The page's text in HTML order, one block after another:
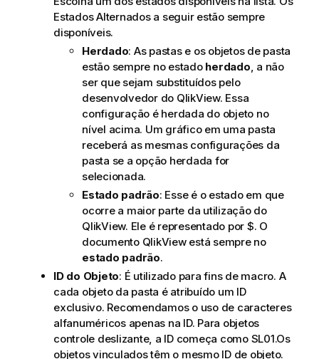
Estados Alternados a seguir estão sempre
disponíveis.
Herdado: As pastas e os objetos de pasta
estão sempre no estado herdado, a não
ser que sejam substituídos pelo
desenvolvedor do QlikView. Essa
configuração é herdada do objeto no
nível acima. Um gráfico em uma pasta
receberá as mesmas configurações da
pasta se a opção herdada for
selecionada.
Estado padrão: Esse é o estado em que
ocorre a maior parte da utilização do
QlikView. Ele é representado por $. O
documento QlikView está sempre no
estado padrão.
ID do Objeto: É utilizado para fins de macro. A
cada objeto da pasta é atribuído um ID
exclusivo. Recomendamos o uso de caracteres
alfanuméricos apenas na ID. Para objetos
controle deslizante, a ID começa como SL01.Os
objetos vinculados têm o mesmo ID de objeto.